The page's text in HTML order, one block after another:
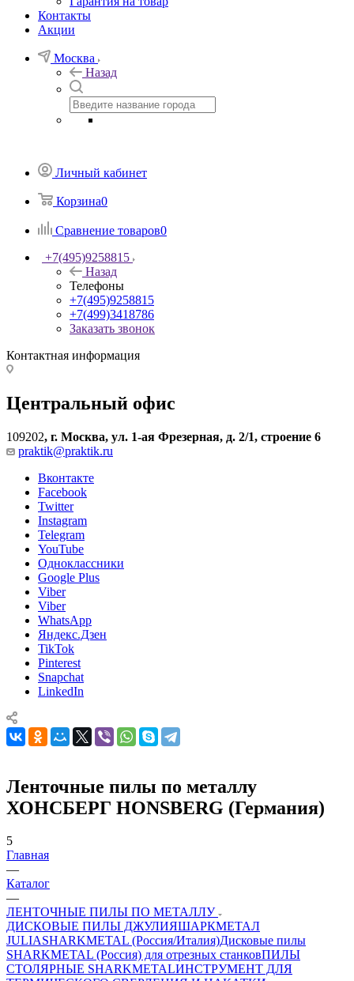
Контакты
Акции
Москва
Назад
Личный кабинет
Корзина0
Сравнение товаров0
+7(495)9258815
Назад
Телефоны
+7(495)9258815
+7(499)3418786
Заказать звонок
Контактная информация
Центральный офис
109202, г. Москва, ул. 1-ая Фрезерная, д. 2/1, строение 6
praktik@praktik.ru
Вконтакте
Facebook
Twitter
Instagram
Telegram
YouTube
Одноклассники
Google Plus
Viber
Viber
WhatsApp
Яндекс.Дзен
TikTok
Pinterest
Snapchat
LinkedIn
Ленточные пилы по металлу
ХОНСБЕРГ HONSBERG (Германия)
5
Главная
—
Каталог
—
ЛЕНТОЧНЫЕ ПИЛЫ ПО МЕТАЛЛУ
ДИСКОВЫЕ ПИЛЫ ДЖУЛИЯШАРКМЕТАЛ
JULIASHARKMETAL (Россия/Италия)Дисковые пилы
SHARKMETAL (Россия) для отрезных станковПИЛЫ
СТОЛЯРНЫЕ SHARKMETALИНСТРУМЕНТ ДЛЯ